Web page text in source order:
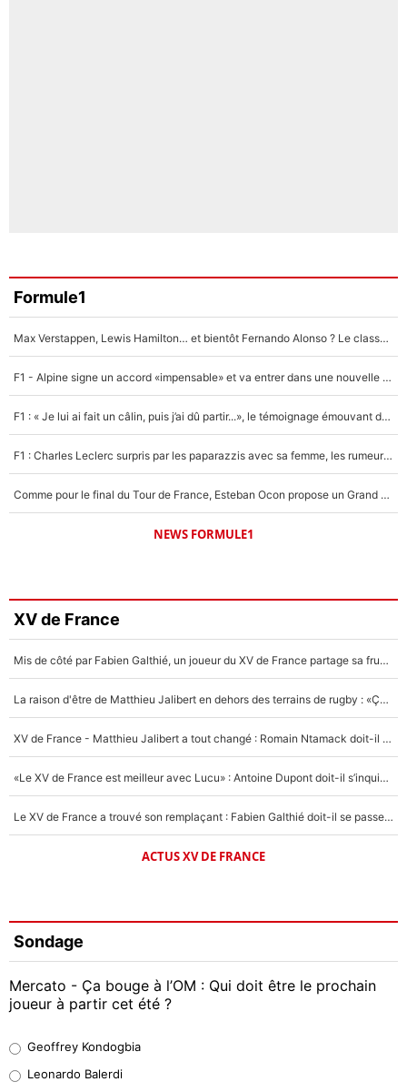
Formule1
Max Verstappen, Lewis Hamilton… et bientôt Fernando Alonso ? Le classement des pilotes les mieux payés en Formule 1 risque de changer !
F1 - Alpine signe un accord «impensable» et va entrer dans une nouvelle dimension : Grande nouvelle pour Pierre Gasly !
F1 : « Je lui ai fait un câlin, puis j’ai dû partir...», le témoignage émouvant de Max Verstappen sur sa fille
F1 : Charles Leclerc surpris par les paparazzis avec sa femme, les rumeurs étaient vraies !
Comme pour le final du Tour de France, Esteban Ocon propose un Grand Prix de Formule 1 à Paris : «Autour de l’Arc de Triomphe, ce serait génial» !
NEWS FORMULE1
XV de France
Mis de côté par Fabien Galthié, un joueur du XV de France partage sa frustration : «ils ne me l’ont pas dit tout de suite»
La raison d'être de Matthieu Jalibert en dehors des terrains de rugby : «Ça m'atteint autant que si tu touches à un membre de ma famille»
XV de France - Matthieu Jalibert a tout changé : Romain Ntamack doit-il s’inquiéter pour sa place à un an de la Coupe du monde ?
«Le XV de France est meilleur avec Lucu» : Antoine Dupont doit-il s’inquiéter pour sa place ?
Le XV de France a trouvé son remplaçant : Fabien Galthié doit-il se passer d'Antoine Dupont ?
ACTUS XV DE FRANCE
Sondage
Mercato - Ça bouge à l’OM : Qui doit être le prochain
joueur à partir cet été ?
38%
Geoffrey Kondogbia
Leonardo Balerdi